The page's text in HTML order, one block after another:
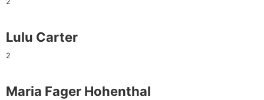
Lulu Carter
2
Maria Fager Hohenthal